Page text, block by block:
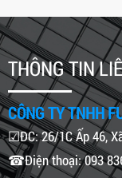
THÔNG TIN
CÔNG TY TNHH
☑ĐC: 26/1C Ấp 46,
☎Điện thoại: 093